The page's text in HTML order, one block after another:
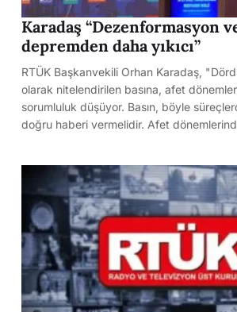
Karadaş “Dezenformasyon
depremden daha yıkıcı”
RTÜK Başkanvekili Orhan Karadaş,
olarak nitelendirilen basına, afet
sorumluluk düşüyor. Basın, böyle
doğru haberi vermelidir. Afet